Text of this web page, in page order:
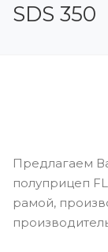
SDS 350
Предлагаем
полуприцеп
рамой,